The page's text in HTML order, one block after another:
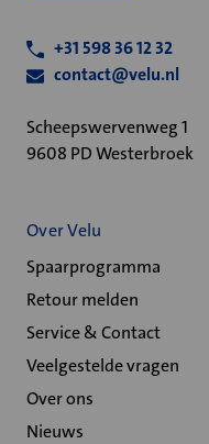
+31 598 36 12 32
contact@velu.nl
Scheepswervenweg 1
9608 PD Westerbroek
Over Velu
Spaarprogramma
Retour melden
Service & Contact
Veelgestelde vragen
Over ons
Nieuws